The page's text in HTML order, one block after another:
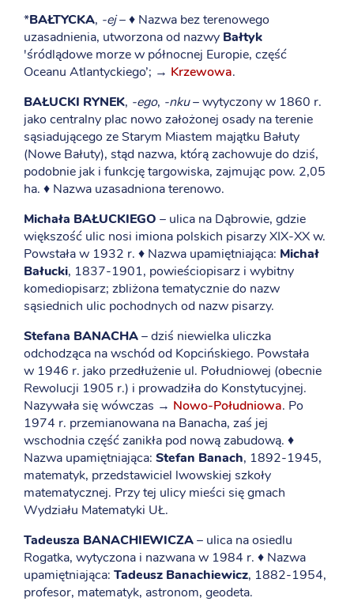
*BAŁTYCKA, -ej– ♦ Nazwa bez terenowego
uzasadnienia, utworzona od nazwy Bałtyk
'śródlądowe morze w północnej Europie, część
Oceanu Atlantyckiego’; → Krzewowa.
BAŁUCKI RYNEK, -ego, -nku– wytyczony w 1860 r.
jako centralny plac nowo założonej osady na terenie
sąsiadującego ze Starym Miastem majątku Bałuty
(Nowe Bałuty), stąd nazwa, którą zachowuje do dziś,
podobnie jak i funkcję targowiska, zajmując pow. 2,05
ha. ♦ Nazwa uzasadniona terenowo.
Michała BAŁUCKIEGO – ulica na Dąbrowie, gdzie
większość ulic nosi imiona polskich pisarzy XIX-XX w.
Powstała w 1932 r. ♦ Nazwa upamiętniająca: Michał
Bałucki, 1837-1901, powieściopisarz i wybitny
komediopisarz; zbliżona tematycznie do nazw
sąsiednich ulic pochodnych od nazw pisarzy.
Stefana BANACHA– dziś niewielka uliczka
odchodząca na wschód od Kopcińskiego. Powstała
w 1946 r. jako przedłużenie ul. Południowej (obecnie
Rewolucji 1905 r.) i prowadziła do Konstytucyjnej.
Nazywała się wówczas → Nowo-Południowa. Po
1974 r. przemianowana na Banacha, zaś jej
wschodnia część zanikła pod nową zabudową. ♦
Nazwa upamiętniająca: Stefan Banach, 1892-1945,
matematyk, przedstawiciel lwowskiej szkoły
matematycznej. Przy tej ulicy mieści się gmach
Wydziału Matematyki UŁ.
Tadeusza BANACHIEWICZA– ulica na osiedlu
Rogatka, wytyczona i nazwana w 1984 r. ♦ Nazwa
upamiętniająca: Tadeusz Banachiewicz, 1882-1954,
profesor, matematyk, astronom, geodeta.